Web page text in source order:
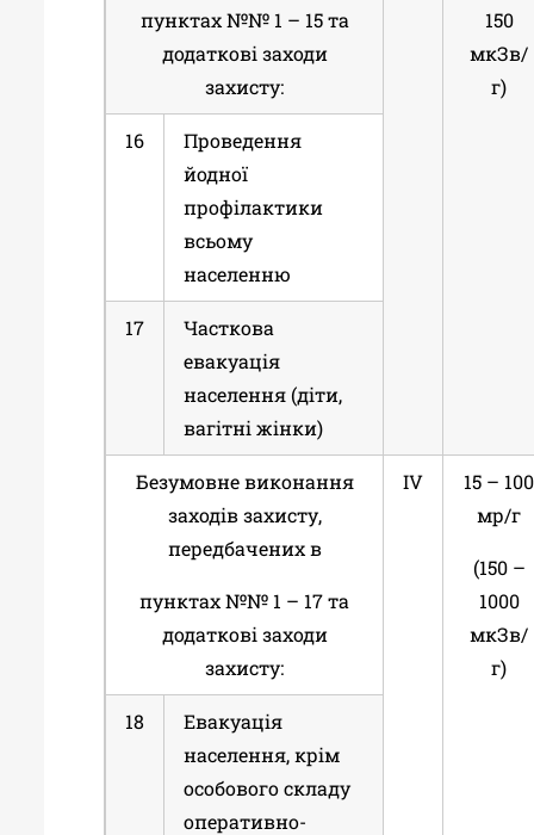
пунктах №№ 1 – 15 та
додаткові заходи
захисту:
150
мкЗв/
г)
16
Проведення
йодної
профілактики
всьому
населенню
17
Часткова
евакуація
населення (діти,
вагітні жінки)
Безумовне виконання
заходів захисту,
передбачених в
пунктах №№ 1 – 17 та
додаткові заходи
захисту:
ІV
15 – 100
мр/г
(150 –
1000
мкЗв/
г)
18
Евакуація
населення, крім
особового складу
оперативно-